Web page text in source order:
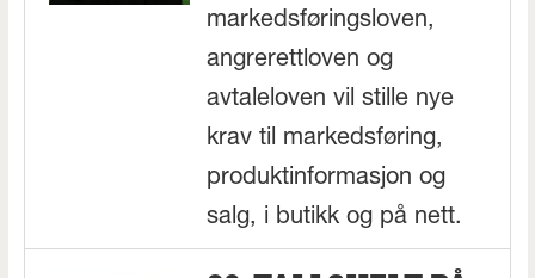
markedsføringsloven,
angrerettloven og
avtaleloven vil stille nye
krav til markedsføring,
produktinformasjon og
salg, i butikk og på nett.